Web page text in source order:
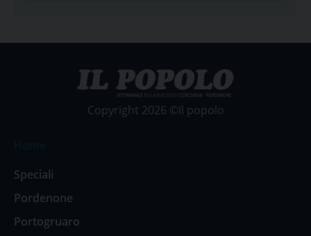
Copyright 2026 ©Il popolo
Speciali
Pordenone
Portogruaro